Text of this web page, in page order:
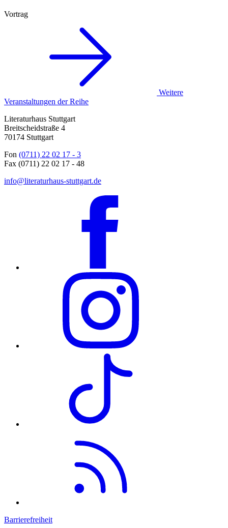
Vortrag
Weitere
Veranstaltungen der Reihe
Literaturhaus Stuttgart
Breitscheidstraße 4
70174 Stuttgart
Fon (0711) 22 02 17 - 3
Fax (0711) 22 02 17 - 48
info@literaturhaus-stuttgart.de
Barrierefreiheit